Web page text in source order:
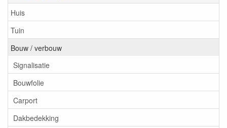
Huis
Tuin
Bouw / verbouw
Signalisatie
Bouwfolie
Carport
Dakbedekking